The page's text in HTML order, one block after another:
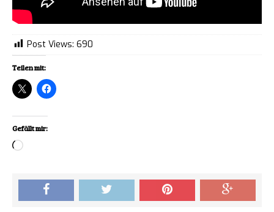
Post Views: 690
Teilen mit:
Gefällt mir:
Loading…